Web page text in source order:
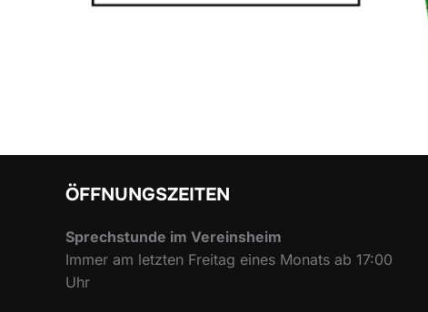
ÖFFNUNGSZEITEN
Sprechstunde im Vereinsheim
Immer am letzten Freitag eines Monats ab 17:00
Uhr